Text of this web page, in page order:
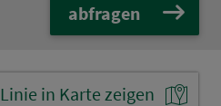
abfragen
Linie in Karte zeigen